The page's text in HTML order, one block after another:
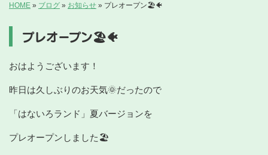
HOME » ブログ » お知らせ » プレオープン🏖🐠
プレオープン🏖🐠
おはようございます！
昨日は久しぶりのお天気🌞だったので
「はないろランド」夏バージョンを
プレオープンしました🏖